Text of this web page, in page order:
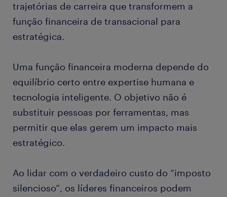
trajetórias de carreira que transformem a
função financeira de transacional para
estratégica.
Uma função financeira moderna depende do
equilíbrio certo entre expertise humana e
tecnologia inteligente. O objetivo não é
substituir pessoas por ferramentas, mas
permitir que elas gerem um impacto mais
estratégico.
Ao lidar com o verdadeiro custo do “imposto
silencioso”, os líderes financeiros podem